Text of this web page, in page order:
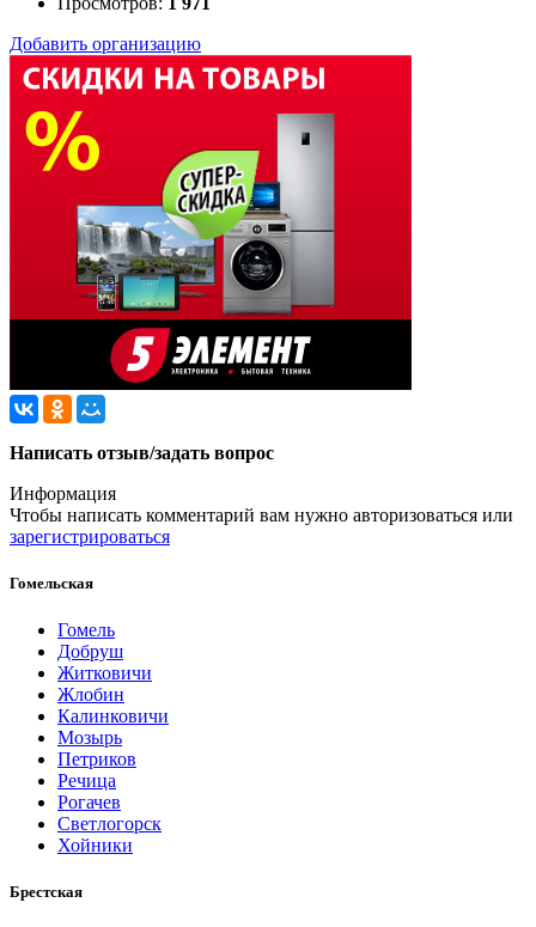
Добавить организацию
Написать отзыв/задать вопрос
Информация
Чтобы написать комментарий вам нужно авторизоваться или
зарегистрироваться
Гомельская
Гомель
Добруш
Житковичи
Жлобин
Калинковичи
Мозырь
Петриков
Речица
Рогачев
Светлогорск
Хойники
Брестская